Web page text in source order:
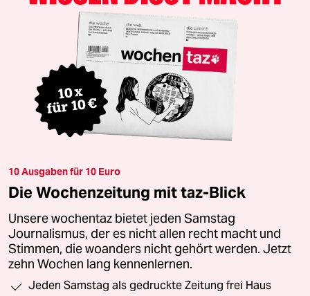
10 Ausgaben für 10 Euro
Die Wochenzeitung mit taz-Blick
Unsere wochentaz bietet jeden Samstag
Journalismus, der es nicht allen recht macht und
Stimmen, die woanders nicht gehört werden. Jetzt
zehn Wochen lang kennenlernen.
Jeden Samstag als gedruckte Zeitung frei Haus